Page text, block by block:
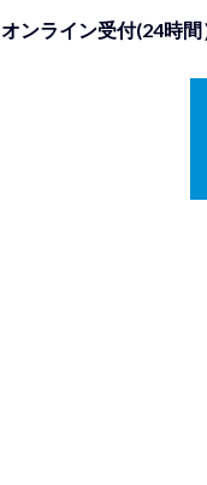
オンライン受付(24時